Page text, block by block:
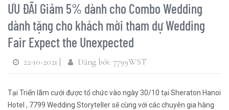
ƯU ĐÃI Giảm 5% dành cho Combo Wedding
dành tặng cho khách mời tham dự Wedding
Fair Expect the Unexpected
22-10-2021 | Đăng bởi: 7799WST
Tại Triển lãm cưới được tổ chức vào ngày 30/10 tại Sheraton Hanoi
Hotel , 7799 Wedding Storyteller sẽ cùng với các chuyên gia hàng